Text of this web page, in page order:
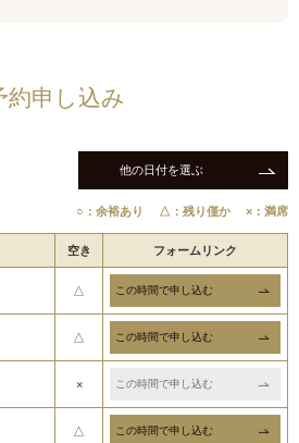
約申し込み
他の日付を選ぶ
○：余裕あり △：残り僅か ×：満席
空き フォームリンク
△
△
×
△